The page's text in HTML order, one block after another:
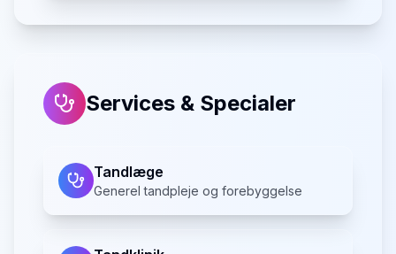
Services & Specialer
Tandlæge
Generel tandpleje og forebyggelse